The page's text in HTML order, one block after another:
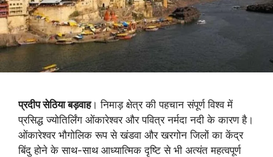
प्रदीप सेठिया बड़वाह। निमाड़ क्षेत्र की पहचान संपूर्ण विश्व में
प्रसिद्ध ज्योतिर्लिंग ओंकारेश्वर और पवित्र नर्मदा नदी के कारण है।
ओंकारेश्वर भौगोलिक रूप से खंडवा और खरगोन जिलों का केंद्र
बिंदु होने के साथ-साथ आध्यात्मिक दृष्टि से भी अत्यंत महत्वपूर्ण